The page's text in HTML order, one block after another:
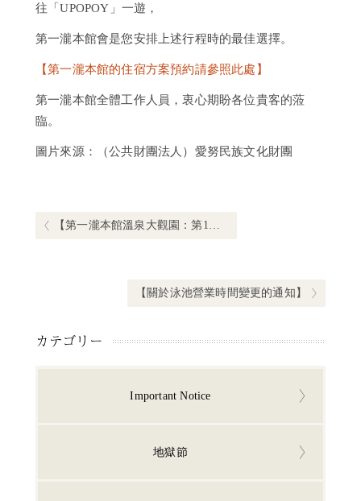
往「UPOPOY」一遊，
第一瀧本館會是您安排上述行程時的最佳選擇。
【第一瀧本館的住宿方案預約請參照此處】
第一瀧本館全體工作人員，衷心期盼各位貴客的蒞
臨。
圖片來源：（公共財團法人）愛努民族文化財團
導
Previous post:
【第一瀧本館溫泉大觀園：第1回】硫磺泉浴池簡介
Next post:
【關於泳池營業時間變更的通知】
カテゴリー
Important Notice
地獄節